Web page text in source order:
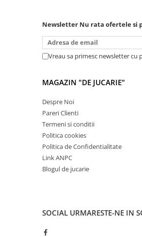
Carti pentru copii 3 ani
Carti pentru copii 4 ani
Carti pentru copii 5 ani
Carti pentru copii 8 ani
Carti de colorat
Carticele interactive
Ceasuri copii
Cutii muzicale
Idei cadou fetite
Cadouri botez
Cadou copii 2 ani
Newsletter Nu rata ofertele si
Vreau sa primesc newsletter
MAGAZIN "DE JUCARIE"
Despre Noi
Pareri Clienti
Termeni si conditii
Politica cookies
Politica de Confidentialitate
Link ANPC
Blogul de jucarie
SOCIAL URMARESTE-NE IN